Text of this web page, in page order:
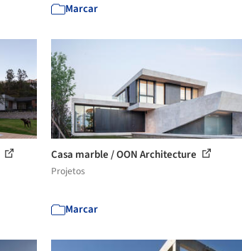
Marcar
Casa marble / OON Architecture
Projetos
Marcar